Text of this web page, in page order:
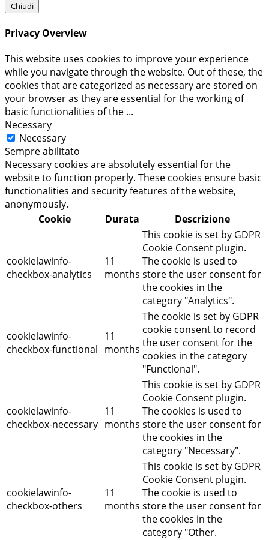
Chiudi
Privacy Overview
This website uses cookies to improve your experience
while you navigate through the website. Out of these, the
cookies that are categorized as necessary are stored on
your browser as they are essential for the working of
basic functionalities of the ...
Necessary
Necessary
Sempre abilitato
Necessary cookies are absolutely essential for the
website to function properly. These cookies ensure basic
functionalities and security features of the website,
anonymously.
Cookie
Durata Descrizione
cookielawinfo-
checkbox-analytics
11
months
This cookie is set by GDPR
Cookie Consent plugin.
The cookie is used to
store the user consent for
the cookies in the
category "Analytics".
cookielawinfo-
checkbox-functional
11
months
The cookie is set by GDPR
cookie consent to record
the user consent for the
cookies in the category
"Functional".
cookielawinfo-
checkbox-necessary
11
months
This cookie is set by GDPR
Cookie Consent plugin.
The cookies is used to
store the user consent for
the cookies in the
category "Necessary".
cookielawinfo-
checkbox-others
11
months
This cookie is set by GDPR
Cookie Consent plugin.
The cookie is used to
store the user consent for
the cookies in the
category "Other.